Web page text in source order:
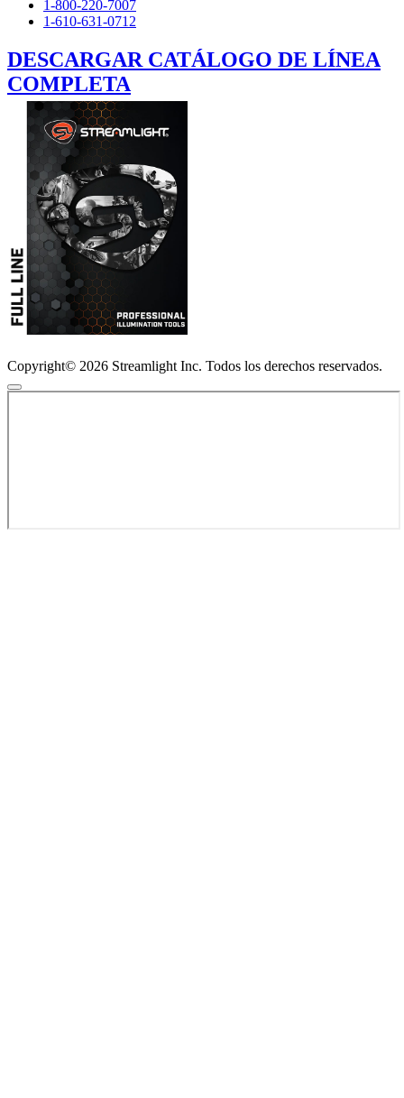
1-800-220-7007
1-610-631-0712
DESCARGAR CATÁLOGO DE LÍNEA
COMPLETA
Copyright© 2026 Streamlight Inc. Todos los derechos reservados.